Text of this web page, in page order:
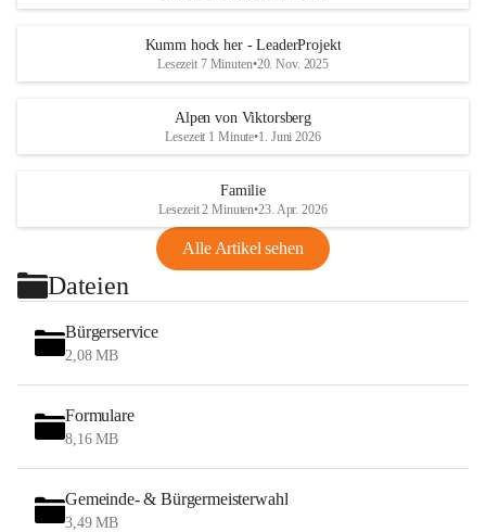
Kumm hock her - LeaderProjekt
Lesezeit 7 Minuten•20. Nov. 2025
Alpen von Viktorsberg
Lesezeit 1 Minute•1. Juni 2026
Familie
Lesezeit 2 Minuten•23. Apr. 2026
Alle Artikel sehen
Dateien
Bürgerservice
2,08 MB
Formulare
8,16 MB
Gemeinde- & Bürgermeisterwahl
3,49 MB